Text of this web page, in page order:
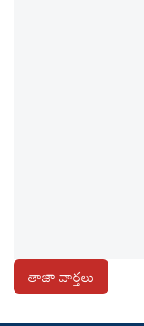
తాజా వార్తలు